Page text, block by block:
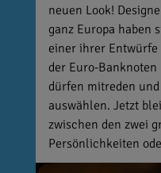
neuen Look!
ganz Europa haben
einer ihrer Entwürfe
der Euro-
dürfen mitreden
auswählen. Jetzt
zwischen den zwei
Persönlichkeiten